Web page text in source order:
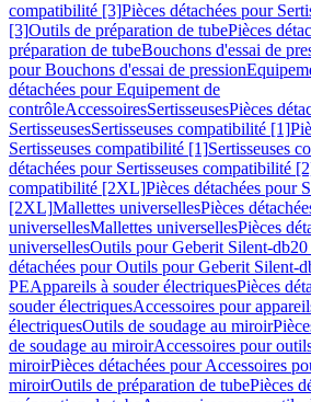
compatibilité [3]Pièces détachées pour
[3]Outils de préparation de tubePièces
préparation de tubeBouchons d'essai de
pour Bouchons d'essai de pression
détachées pour Equipement de
contrôleAccessoiresSertisseusesPièces
SertisseusesSertisseuses compatibilité [1]
Sertisseuses compatibilité [1]Sertisseuses
détachées pour Sertisseuses compatibilité
compatibilité [2XL]Pièces détachées pour
[2XL]Mallettes universellesPièces
universellesMallettes universellesPièces
universellesOutils pour Geberit Silent-
détachées pour Outils pour Geberit Silent-
PEAppareils à souder électriquesPièces
souder électriquesAccessoires pour
électriquesOutils de soudage au miroir
de soudage au miroirAccessoires pour
miroirPièces détachées pour Accessoires
miroirOutils de préparation de tubePièces